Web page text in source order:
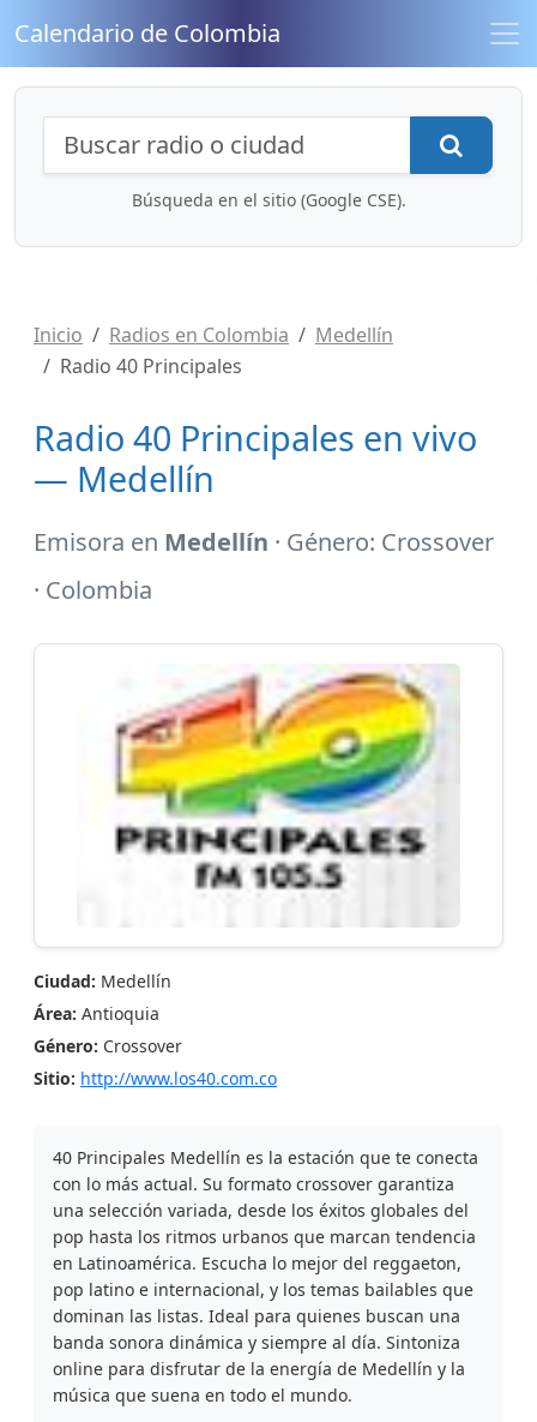
Calendario de Colombia
Búsqueda de radios y contenidos
Búsqueda en el sitio (Google CSE).
Inicio Radios en Colombia
Medellín
Radio 40 Principales
Radio 40 Principales en vivo
— Medellín
Emisora en Medellín · Género: Crossover
· Colombia
Ciudad: Medellín
Área: Antioquia
Género: Crossover
Sitio: http://www.los40.com.co
40 Principales Medellín es la estación que te conecta
con lo más actual. Su formato crossover garantiza
una selección variada, desde los éxitos globales del
pop hasta los ritmos urbanos que marcan tendencia
en Latinoamérica. Escucha lo mejor del reggaeton,
pop latino e internacional, y los temas bailables que
dominan las listas. Ideal para quienes buscan una
banda sonora dinámica y siempre al día. Sintoniza
online para disfrutar de la energía de Medellín y la
música que suena en todo el mundo.